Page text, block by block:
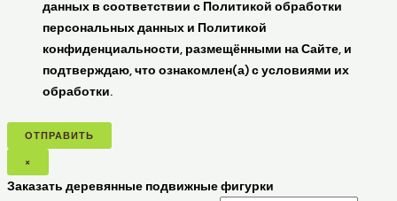
данных в соответствии с Политикой обработки
персональных данных и Политикой
конфиденциальности, размещёнными на Сайте, и
подтверждаю, что ознакомлен(а) с условиями их
обработки.
ОТПРАВИТЬ
×
Заказать деревянные подвижные фигурки